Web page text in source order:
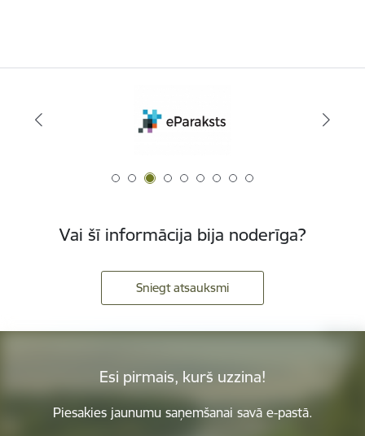
Vai šī informācija bija noderīga?
Sniegt atsauksmi
Esi pirmais, kurš uzzina!
Piesakies jaunumu saņemšanai savā e-pastā.